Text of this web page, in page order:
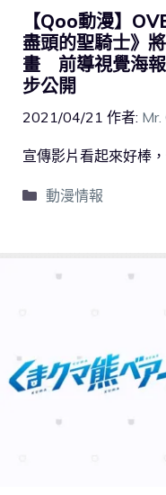
【Qoo動漫】
盡頭的聖騎士》
畫 前導視覺海報
步公開
2021/04/21 作者: Mr.
宣傳影片看起來好棒
動漫情報